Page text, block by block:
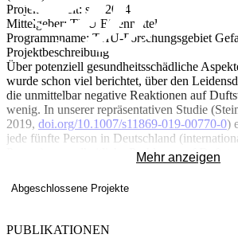
Projektlaufzeit: seit 2024
Mittelgeber: THU Eigenmittel
Programmname: THU-Forschungsgebiet
Projektbeschreibung
Über potenziell gesundheitsschädliche
wurde schon viel berichtet, über den
die unmittelbar negative Reaktionen auf
wenig. In unserer repräsentativen Studie
2019, doi.org/10.1007/s11869-019-00770-0)
jede fünfte Person in Deutschland
Person) gesundheitliche Probleme auf
Empfindliche Personen können mit vielfältigen
Unverträglichkeitsreaktionen reagieren, wie
Konzentrationsstörungen, Schwindel,
Diese betroffenen Personen erleben zum Teil
Einschränkungen ihres Alltags, die man sich
Mehr anzeigen
Abgeschlossene Projekte
PUBLIKATIONEN